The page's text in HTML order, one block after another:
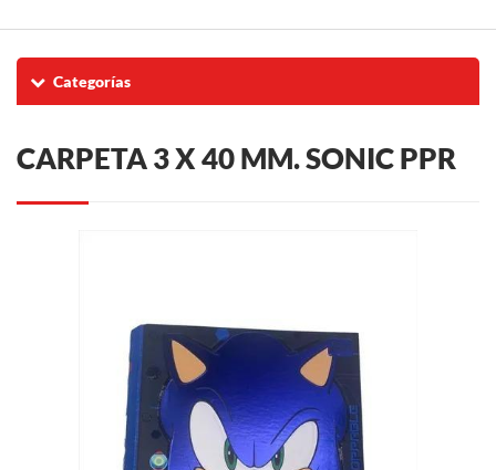
Categorías
CARPETA 3 X 40 MM. SONIC PPR